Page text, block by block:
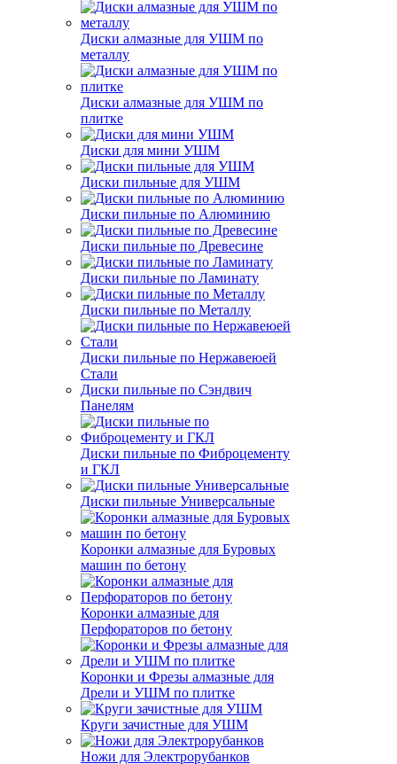
Диски алмазные для УШМ по
металлу
Диски алмазные для УШМ по
плитке
Диски для мини УШМ
Диски пильные для УШМ
Диски пильные по Алюминию
Диски пильные по Древесине
Диски пильные по Ламинату
Диски пильные по Металлу
Диски пильные по Нержавеюей
Стали
Диски пильные по Сэндвич
Панелям
Диски пильные по Фиброцементу
и ГКЛ
Диски пильные Универсальные
Коронки алмазные для Буровых
машин по бетону
Коронки алмазные для
Перфораторов по бетону
Коронки и Фрезы алмазные для
Дрели и УШМ по плитке
Круги зачистные для УШМ
Ножи для Электрорубанков